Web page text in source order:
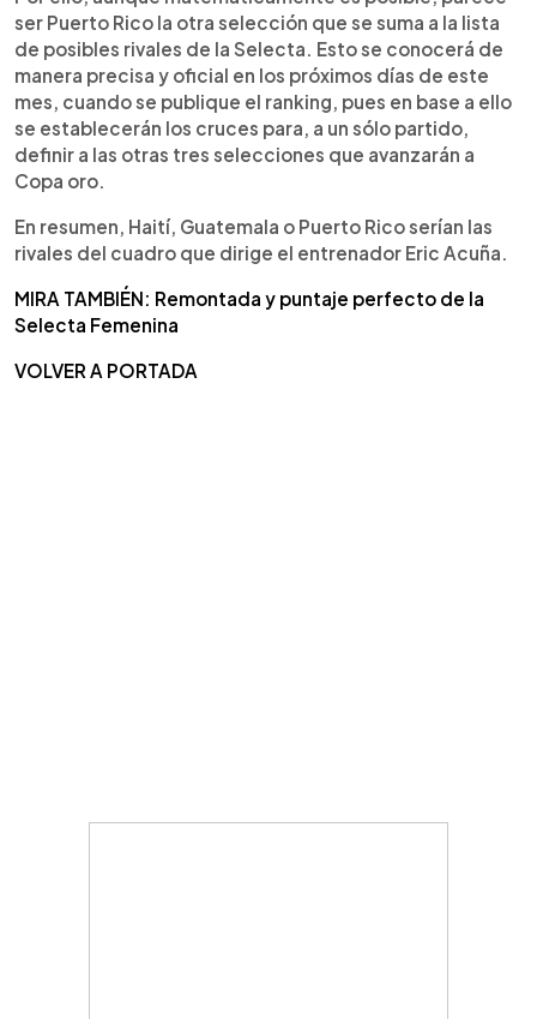
ser Puerto Rico la otra selección que se suma a la lista
de posibles rivales de la Selecta. Esto se conocerá de
manera precisa y oficial en los próximos días de este
mes, cuando se publique el ranking, pues en base a ello
se establecerán los cruces para, a un sólo partido,
definir a las otras tres selecciones que avanzarán a
Copa oro.
En resumen, Haití, Guatemala o Puerto Rico serían las
rivales del cuadro que dirige el entrenador Eric Acuña.
MIRA TAMBIÉN: Remontada y puntaje perfecto de la
Selecta Femenina
VOLVER A PORTADA